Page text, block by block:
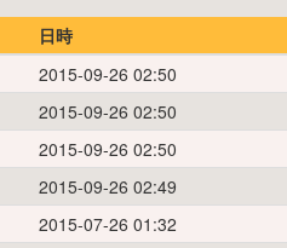
日時
2015-09-26 02:50
2015-09-26 02:50
2015-09-26 02:50
2015-09-26 02:49
2015-07-26 01:32